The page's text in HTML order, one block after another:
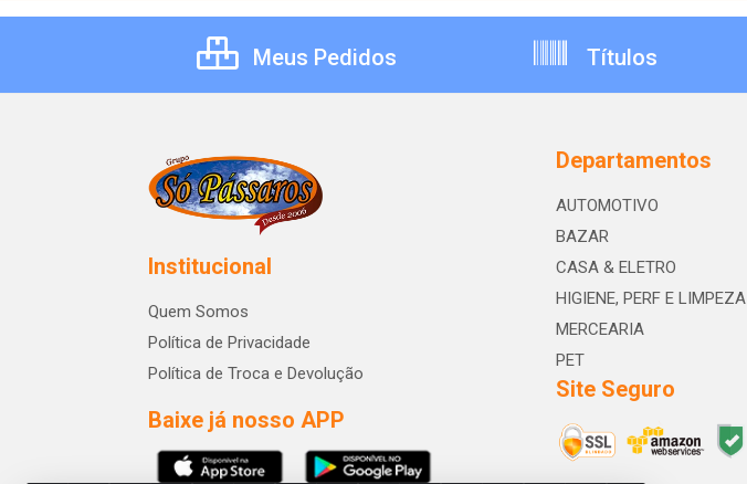
Meus Pedidos Títulos
Institucional
Quem Somos
Política de Privacidade
Política de Troca e Devolução
Baixe já nosso APP
Departamentos
AUTOMOTIVO
BAZAR
CASA & ELETRO
HIGIENE, PERF E LIMPEZA
MERCEARIA
PET
Site Seguro